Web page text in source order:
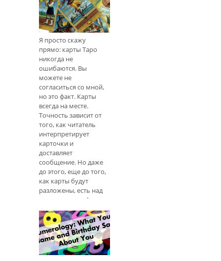
или число 1-888 не
означает, что
Искатель (это вы)
получит искреннее и
точное чтение. Вам
нужен знающий и
опытный читатель,
так что вот советы по
сортировке
реального от
поддельного (
Насколько точны
показания карт
Таро?
Я просто скажу
прямо: карты Таро
никогда не
ошибаются. Вы
можете не
согласиться со мной,
но это факт. Карты
всегда на месте.
Точность зависит от
того, как читатель
интерпретирует
карточки и
доставляет
сообщение. Но даже
до этого, еще до того,
как карты будут
разложены, есть над
чем подумать. 9
факторов, которые
влияют на чтение
карт Таро
Задаваемый вопрос
Непознаваемое
будущее Ны